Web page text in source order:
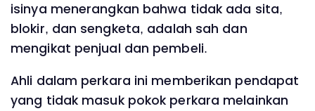
isinya menerangkan bahwa tidak ada sita,
blokir, dan sengketa, adalah sah dan
mengikat penjual dan pembeli.
Ahli dalam perkara ini memberikan pendapat
yang tidak masuk pokok perkara melainkan